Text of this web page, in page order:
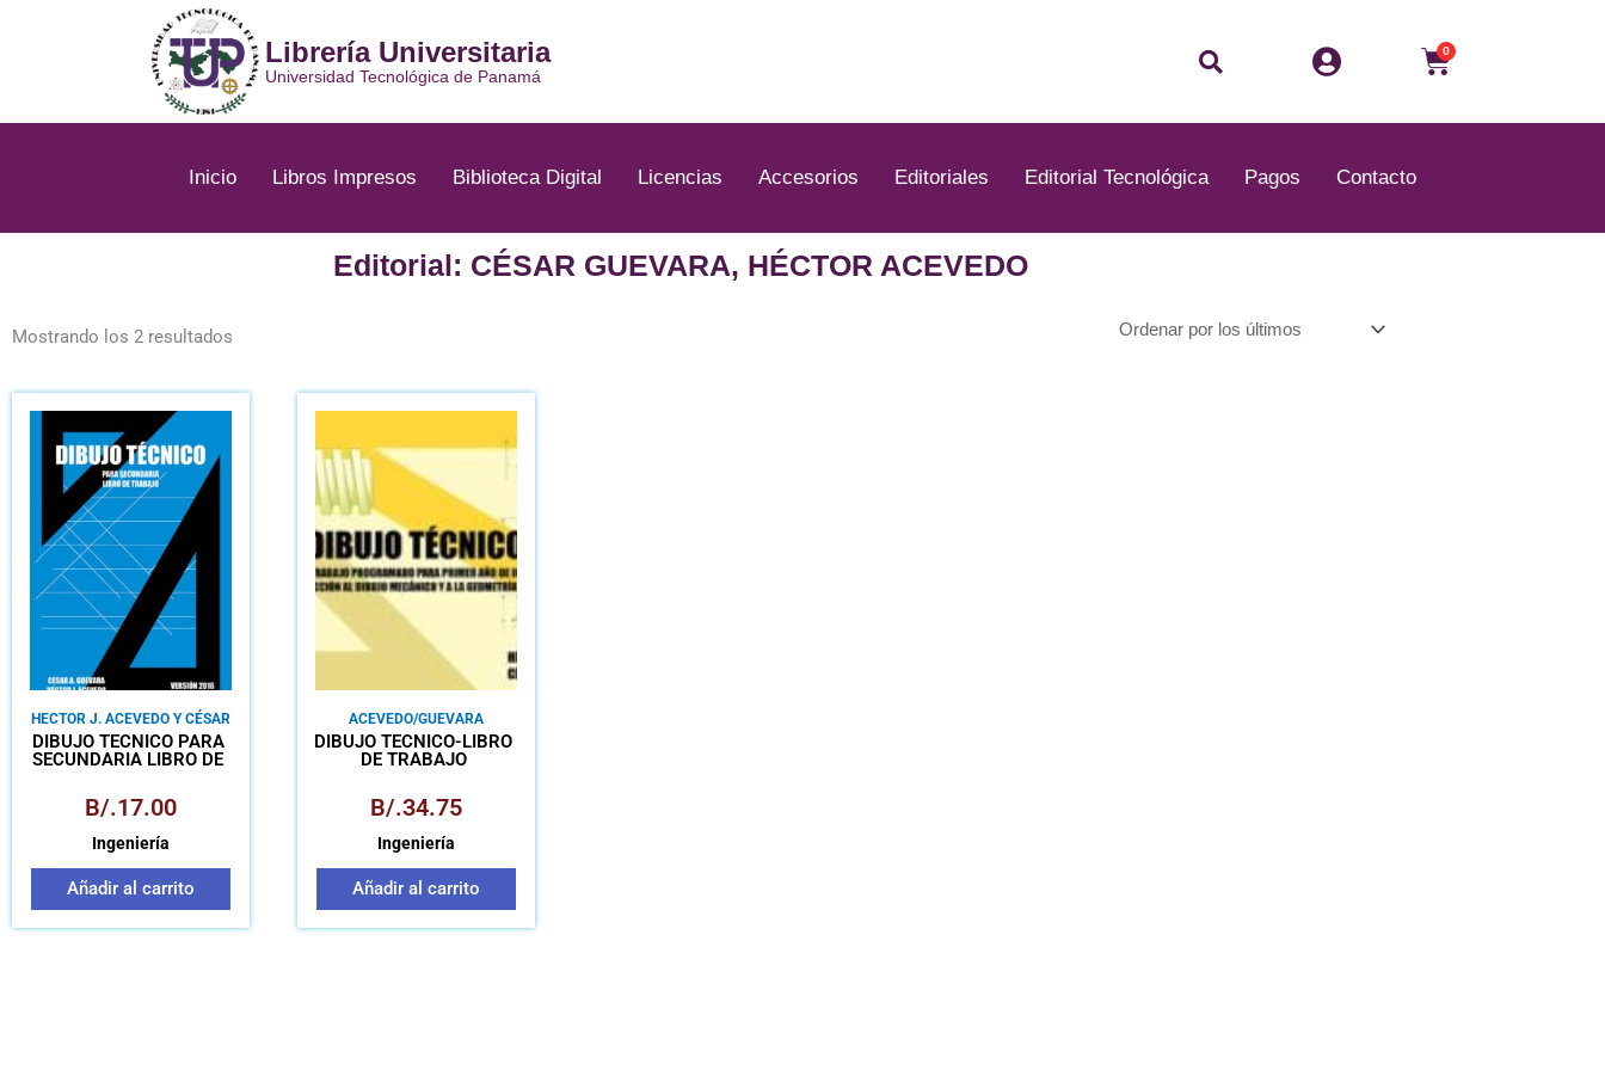
Librería Universitaria
Universidad Tecnológica de Panamá Buscar 0
Carrito
Inicio Libros Impresos Biblioteca Digital Licencias Accesorios Editoriales Editorial Tecnológica Pagos Contacto
Editorial: CÉSAR GUEVARA, HÉCTOR ACEVEDO
Mostrando los 2 resultados
HECTOR J. ACEVEDO Y CÉSAR
A. GUEVARA
DIBUJO TÉCNICO PARA
SECUNDARIA LIBRO DE
B/.17.00
Ingeniería
Añadir al carrito
ACEVEDO/GUEVARA
DIBUJO TÉCNICO-LIBRO
DE TRABAJO
B/.34.75
Ingeniería
Añadir al carrito